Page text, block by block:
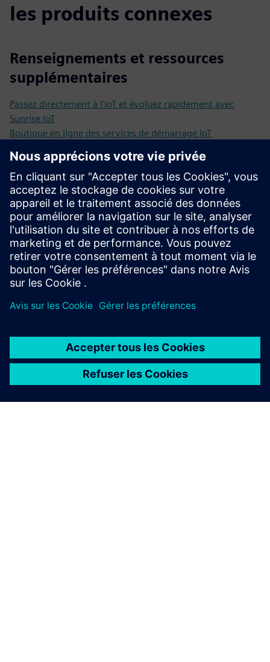
les produits connexes
Renseignements et ressources
supplémentaires
Passez directement à l'IoT et évoluez rapidement avec
Sunrise IoT
Boutique en ligne des services de démarrage IoT
Histoires et cas d'utilisation inspirants de Sunrise IoT
De l'alarme de test à la ville intelligente du futur avec
Kockum Sonics et sirènes intelligentes
Notions de base, tendances et exemple pratique de l'IoT
dans le livre blanc Sunrise IoT
Conditions préalables